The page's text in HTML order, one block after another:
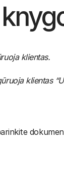
klientas.
klientas